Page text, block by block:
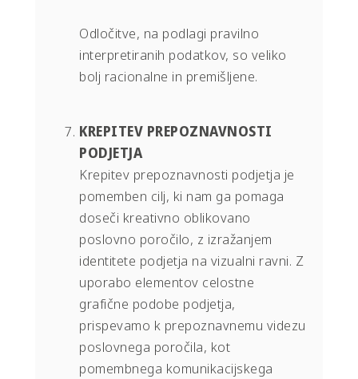
Odločitve, na podlagi pravilno
interpretiranih podatkov, so veliko
bolj racionalne in premišljene.
KREPITEV PREPOZNAVNOSTI
PODJETJA
Krepitev prepoznavnosti podjetja je
pomemben cilj, ki nam ga pomaga
doseči kreativno oblikovano
poslovno poročilo, z izražanjem
identitete podjetja na vizualni ravni. Z
uporabo elementov celostne
grafične podobe podjetja,
prispevamo k prepoznavnemu videzu
poslovnega poročila, kot
pomembnega komunikacijskega